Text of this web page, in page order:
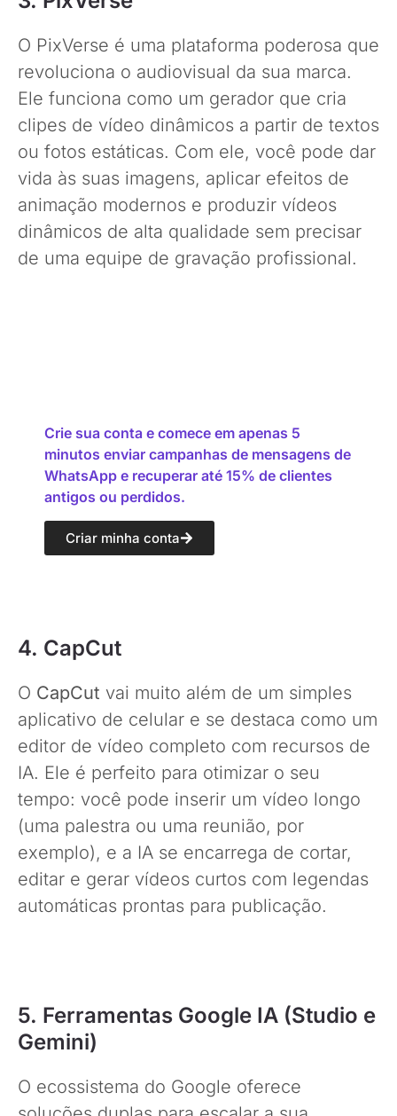
O PixVerse é uma plataforma poderosa que
revoluciona o audiovisual da sua marca.
Ele funciona como um gerador que cria
clipes de vídeo dinâmicos a partir de textos
ou fotos estáticas. Com ele, você pode dar
vida às suas imagens, aplicar efeitos de
animação modernos e produzir vídeos
dinâmicos de alta qualidade sem precisar
de uma equipe de gravação profissional.
Crie sua conta e comece em apenas 5
minutos enviar campanhas de mensagens de
WhatsApp e recuperar até 15% de clientes
antigos ou perdidos.
Criar minha conta
4. CapCut
O CapCut vai muito além de um simples
aplicativo de celular e se destaca como um
editor de vídeo completo com recursos de
IA. Ele é perfeito para otimizar o seu
tempo: você pode inserir um vídeo longo
(uma palestra ou uma reunião, por
exemplo), e a IA se encarrega de cortar,
editar e gerar vídeos curtos com legendas
automáticas prontas para publicação.
5. Ferramentas Google IA (Studio e
Gemini)
O ecossistema do Google oferece